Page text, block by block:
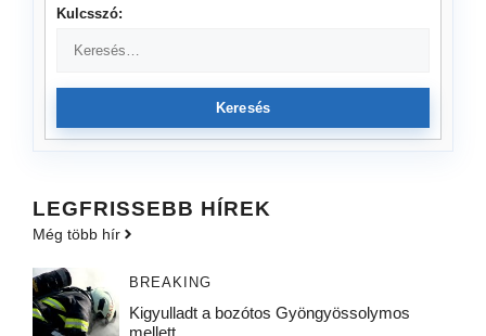
Kulcsszó:
Keresés
LEGFRISSEBB HÍREK
Még több hír
BREAKING
Kigyulladt a bozótos Gyöngyössolymos
mellett